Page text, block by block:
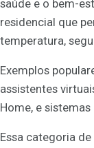
saúde e o bem-
residencial que
temperatura,
Exemplos
assistentes
Home, e
Essa categoria